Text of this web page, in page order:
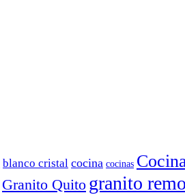
blanco cristal cocina cocinas
Granito Quito granito